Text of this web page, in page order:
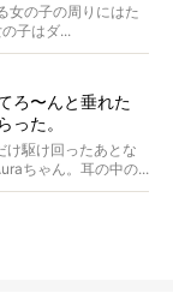
女の子の周りにはた
子はダ...
ろ〜んと垂れた
った。
駆け回ったあとな
ちゃん。耳の中の...